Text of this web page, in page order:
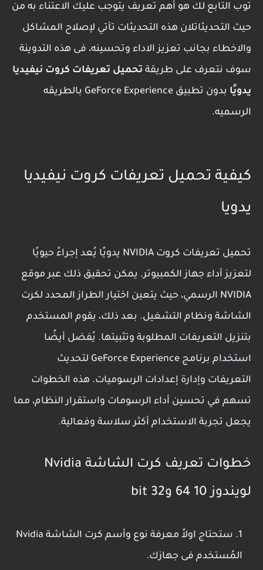
توب التابع لك هو أهم تعريف يتوجب عليك الاعتناء به من
حيث التحديثاتلان هذه التحديثات تآتي لإصلاح المشاكل
والاخطاء بجانب تعزيز الاداء وتحسينه، فى هذه التدوينة
سوف نتعرف على طريقة تحميل تعريفات كروت نيفيديا
يدويًا
بدون تطبيق GeForce Experience بالطريقه
الرسميه.
كيفية تحميل تعريفات كروت نيفيديا
يدويا
تحميل تعريفات كروت NVIDIA يدويًا يُعد إجراءً حيويًا
لتعزيز أداء جهاز الكمبيوتر. يمكن تحقيق ذلك عبر موقع
NVIDIA الرسمي، حيث يتعين اختيار الطراز المحدد لكرت
الشاشة ونظام التشغيل. بعد ذلك، يقوم المستخدم
بتنزيل التعريفات المطلوبة وتثبيتها. يُفضل أيضًا
استخدام برنامج GeForce Experience لتحديث
التعريفات وإدارة إعدادات الرسوميات. هذه الخطوات
تسهم في تحسين أداء الرسومات واستقرار النظام، مما
يجعل تجربة الاستخدام أكثر سلاسة وفعالية.
خطوات تعريف كرت الشاشة Nvidia
لويندوز 10 64 و32 bit
ستحتاج اولاً معرفة نوع وأسم كرت الشاشة Nvidia
المُستخدم فى جهازك.